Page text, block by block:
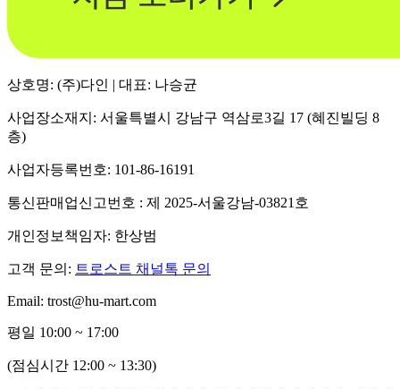
상호명: (주)다인 | 대표: 나승균
사업장소재지: 서울특별시 강남구 역삼로3길 17 (혜진빌딩 8
층)
사업자등록번호: 101-86-16191
통신판매업신고번호 : 제 2025-서울강남-03821호
개인정보책임자: 한상범
고객 문의: 트로스트 채널톡 문의
Email: trost@hu-mart.com
평일 10:00 ~ 17:00
(점심시간 12:00 ~ 13:30)